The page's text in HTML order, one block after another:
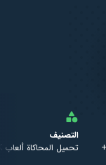
التصنيف
تحميل المحاكاة ألعاب APK أندرويد